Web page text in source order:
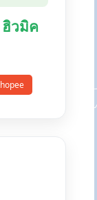
ฮิวมิค